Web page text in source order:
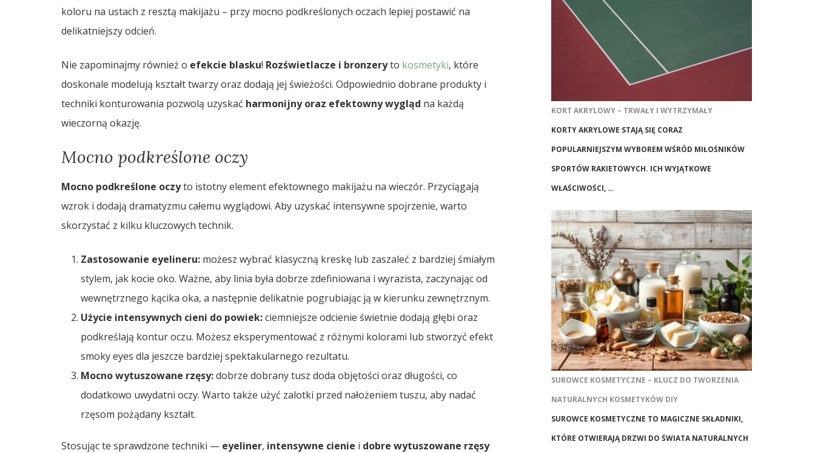
koloru na ustach z resztą makijażu – przy mocno podkreślonych oczach lepiej postawić na
delikatniejszy odcień.
Nie zapominajmy również o efekcie blasku! Rozświetlacze i bronzeryto kosmetyki, które
doskonale modelują kształt twarzy oraz dodają jej świeżości. Odpowiednio dobrane produkty i
techniki konturowania pozwolą uzyskać harmonijny oraz efektowny wygląd na każdą
wieczorną okazję.
Mocno podkreślone oczy
Mocno podkreślone oczyto istotny element efektownego makijażu na wieczór. Przyciągają
wzrok i dodają dramatyzmu całemu wyglądowi. Aby uzyskać intensywne spojrzenie, warto
skorzystać z kilku kluczowych technik.
Zastosowanie eyelineru:możesz wybrać klasyczną kreskę lub zaszaleć z bardziej śmiałym
stylem, jak kocie oko. Ważne, aby linia była dobrze zdefiniowana i wyrazista, zaczynając od
wewnętrznego kącika oka, a następnie delikatnie pogrubiając ją w kierunku zewnętrznym.
Użycie intensywnych cieni do powiek:ciemniejsze odcienie świetnie dodają głębi oraz
podkreślają kontur oczu. Możesz eksperymentować z różnymi kolorami lub stworzyć efekt
smoky eyes dla jeszcze bardziej spektakularnego rezultatu.
Mocno wytuszowane rzęsy:dobrze dobrany tusz doda objętości oraz długości, co
dodatkowo uwydatni oczy. Warto także użyć zalotki przed nałożeniem tuszu, aby nadać
rzęsom pożądany kształt.
Stosując te sprawdzone techniki — eyeliner, intensywne cienie i dobre wytuszowane rzęsy
KORT AKRYLOWY – TRWAŁY I WYTRZYMAŁY
KORTY AKRYLOWE STAJĄ SIĘ CORAZ
POPULARNIEJSZYM WYBOREM WŚRÓD MIŁOŚNIKÓW
SPORTÓW RAKIETOWYCH. ICH WYJĄTKOWE
WŁAŚCIWOŚCI, …
SUROWCE KOSMETYCZNE – KLUCZ DO TWORZENIA
NATURALNYCH KOSMETYKÓW DIY
SUROWCE KOSMETYCZNE TO MAGICZNE SKŁADNIKI,
KTÓRE OTWIERAJĄ DRZWI DO ŚWIATA NATURALNYCH